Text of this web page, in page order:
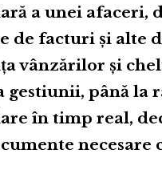
a unei afaceri,
de facturi și alte
vânzărilor și
gestiunii, până la
în timp real,
necesare